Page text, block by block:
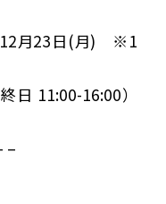
12月23日(月) ※ 1
日 11:00-16:00）
–